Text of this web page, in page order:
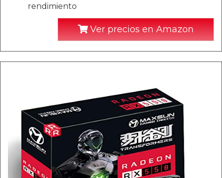
rendimiento
Ver precios en Amazon